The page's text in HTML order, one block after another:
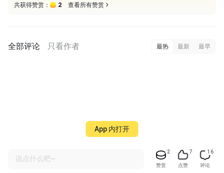
共获得赞赏： 2 查看所有赞赏
全部评论 只看作者 最热 最新 最早
说点什么吧~
2
赞赏
7
点赞
16
评论
App 内打开